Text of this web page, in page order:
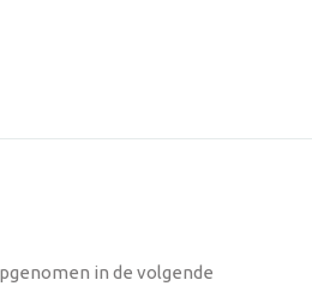
in de volgende